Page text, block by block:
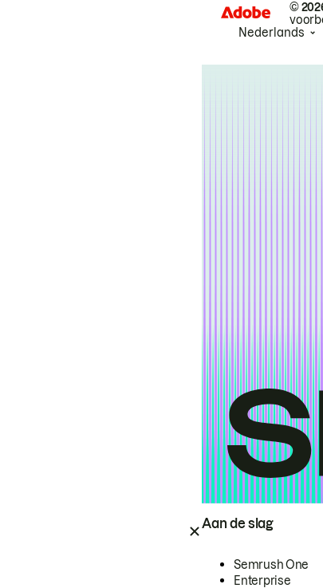
Aan de slag
Semrush One
Enterprise
©
Nederlands